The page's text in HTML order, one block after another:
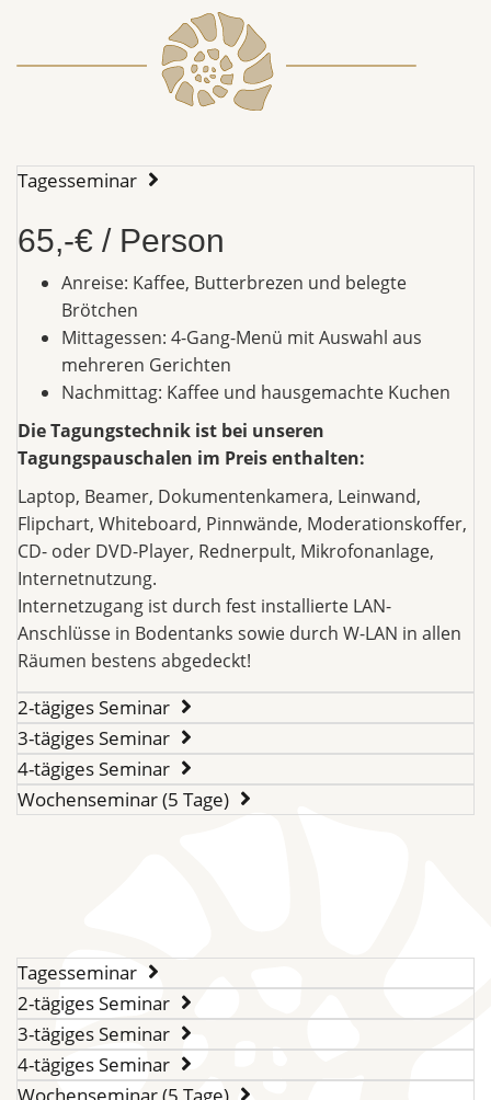
Tagesseminar
65,-€ / Person
Anreise: Kaffee, Butterbrezen und belegte
Brötchen
Mittagessen: 4-Gang-Menü mit Auswahl aus
mehreren Gerichten
Nachmittag: Kaffee und hausgemachte Kuchen
Die Tagungstechnik ist bei unseren
Tagungspauschalen im Preis enthalten:
Laptop, Beamer, Dokumentenkamera, Leinwand,
Flipchart, Whiteboard, Pinnwände, Moderationskoffer,
CD- oder DVD-Player, Rednerpult, Mikrofonanlage,
Internetnutzung.
Internetzugang ist durch fest installierte LAN-
Anschlüsse in Bodentanks sowie durch W-LAN in allen
Räumen bestens abgedeckt!
2-tägiges Seminar
3-tägiges Seminar
4-tägiges Seminar
Wochenseminar (5 Tage)
Tagesseminar
2-tägiges Seminar
3-tägiges Seminar
4-tägiges Seminar